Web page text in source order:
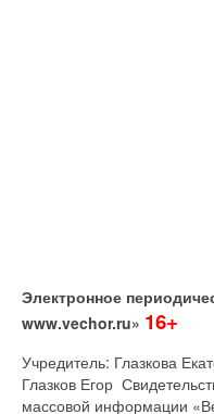
Электронное
www.vechor.ru» 16+
Учредитель: Глазкова
Глазков Егор
массовой информации